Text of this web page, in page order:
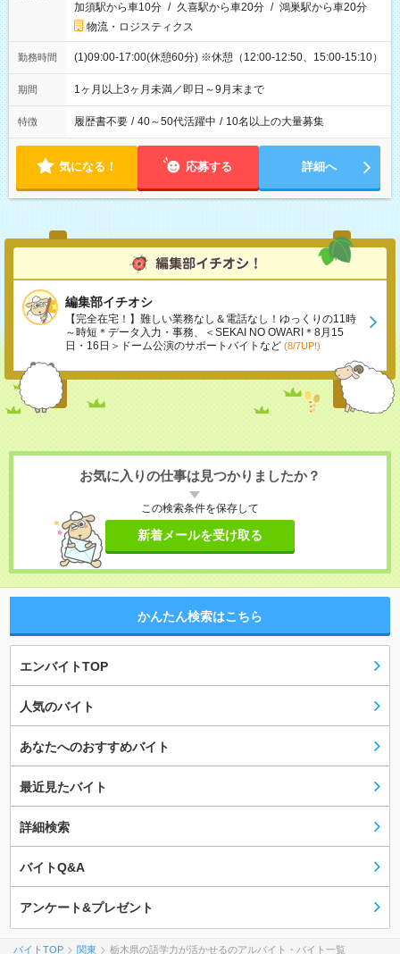
加須駅から車10分 / 久喜駅から車20分 / 鴻巣駅から車20分
物流・ロジスティクス
勤務時間 (1)09:00-17:00(休憩60分) ※休憩（12:00-12:50、15:00-15:10）
期間 1ヶ月以上3ヶ月未満／即日～9月末まで
特徴 履歴書不要 / 40～50代活躍中 / 10名以上の大量募集
気になる！ 応募する 詳細へ
編集部イチオシ
【完全在宅！】難しい業務なし＆電話なし！ゆっくりの11時
～時短＊データ入力・事務、＜SEKAI NO OWARI＊8月15
日・16日＞ドーム公演のサポートバイトなど (8/7UP!)
お気に入りの仕事は見つかりましたか？
この検索条件を保存して
新着メールを受け取る
かんたん検索はこちら
エンバイトTOP
人気のバイト
あなたへのおすすめバイト
最近見たバイト
詳細検索
バイトQ&A
アンケート&プレゼント
バイトTOP 関東 栃木県の語学力が活かせるのアルバイト・バイト一覧